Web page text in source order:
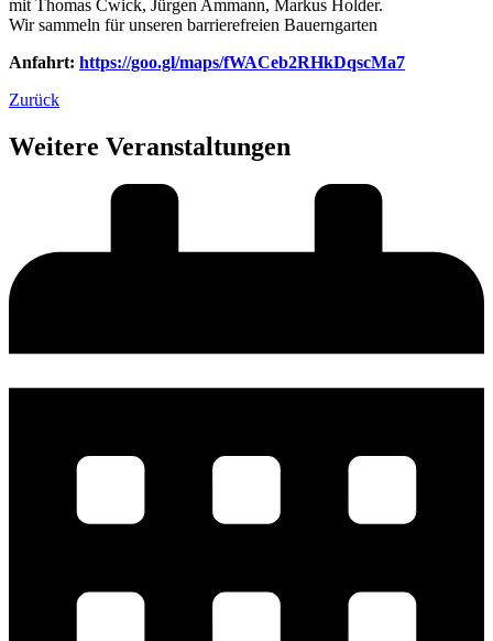
mit Thomas Cwick, Jürgen Ammann, Markus Holder.
Wir sammeln für unseren barrierefreien Bauerngarten
Anfahrt: https://goo.gl/maps/fWACeb2RHkDqscMa7
Zurück
Weitere Veranstaltungen